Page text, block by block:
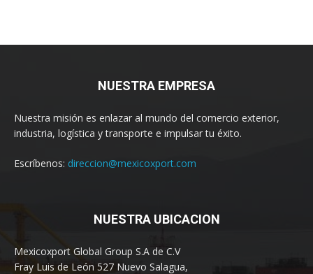
NUESTRA EMPRESA
Nuestra misión es enlazar al mundo del comercio exterior,
industria, logística y transporte e impulsar tu éxito.
Escríbenos: direccion@mexicoxport.com
NUESTRA UBICACION
Mexicoxport Global Group S.A de C.V
Fray Luis de León 527 Nuevo Salagua,